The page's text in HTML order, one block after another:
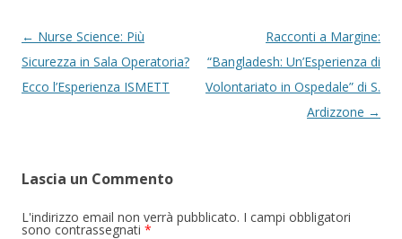
Navigazione articolo
← Nurse Science: Più
Sicurezza in Sala Operatoria?
Ecco l’Esperienza ISMETT
Racconti a Margine:
“Bangladesh: Un’Esperienza di
Volontariato in Ospedale” di S.
Ardizzone →
Lascia un Commento
L'indirizzo email non verrà pubblicato. I campi obbligatori
sono contrassegnati *